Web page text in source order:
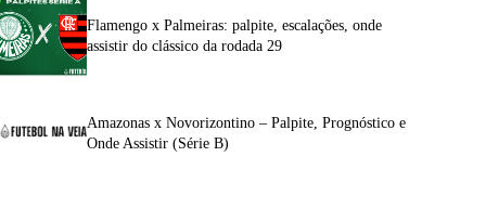
Flamengo x Palmeiras: palpite, escalações, onde
assistir do clássico da rodada 29
Amazonas x Novorizontino – Palpite, Prognóstico e
Onde Assistir (Série B)